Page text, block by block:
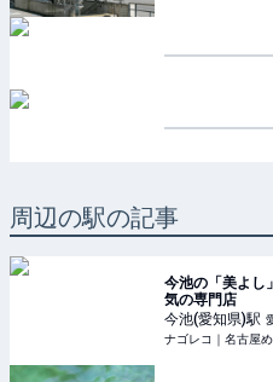
周辺の駅の記事
今池の「美よし
気の専門店
今池(愛知県)駅
ナゴレコ｜名古屋